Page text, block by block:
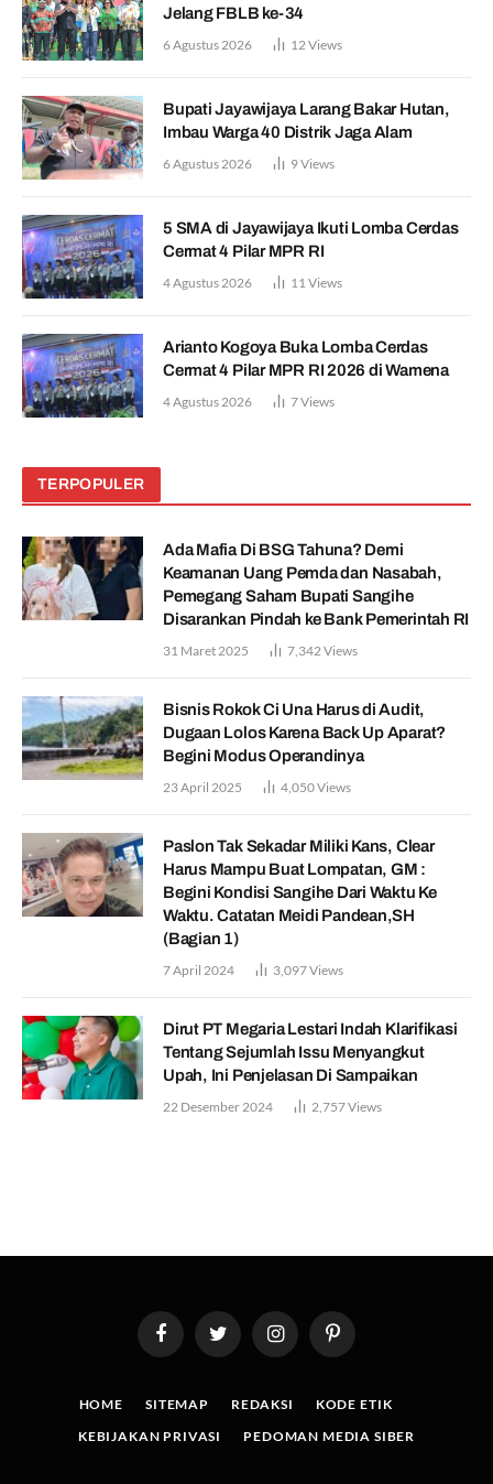
Jelang FBLB ke-34
6 Agustus 2026 12 Views
Bupati Jayawijaya Larang Bakar Hutan,
Imbau Warga 40 Distrik Jaga Alam
6 Agustus 2026 9Views
5 SMA di Jayawijaya Ikuti Lomba Cerdas
Cermat 4 Pilar MPR RI
4 Agustus 2026 11 Views
Arianto Kogoya Buka Lomba Cerdas
Cermat 4 Pilar MPR RI 2026 di Wamena
4 Agustus 2026 7Views
TERPOPULER
Ada Mafia Di BSG Tahuna? Demi
Keamanan Uang Pemda dan Nasabah,
Pemegang Saham Bupati Sangihe
Disarankan Pindah ke Bank Pemerintah RI
31 Maret 2025 7,342 Views
Bisnis Rokok Ci Una Harus di Audit,
Dugaan Lolos Karena Back Up Aparat?
Begini Modus Operandinya
23 April 2025 4,050Views
Paslon Tak Sekadar Miliki Kans, Clear
Harus Mampu Buat Lompatan, GM :
Begini Kondisi Sangihe Dari Waktu Ke
Waktu. Catatan Meidi Pandean,SH
(Bagian 1)
7 April 2024 3,097Views
Dirut PT Megaria Lestari Indah Klarifikasi
Tentang Sejumlah Issu Menyangkut
Upah, Ini Penjelasan Di Sampaikan
22 Desember 2024 2,757Views
FacebookTwitter InstagramPinterest
HOME SITEMAP REDAKSI
KODE ETIK
KEBIJAKAN PRIVASI
PEDOMAN MEDIA SIBER